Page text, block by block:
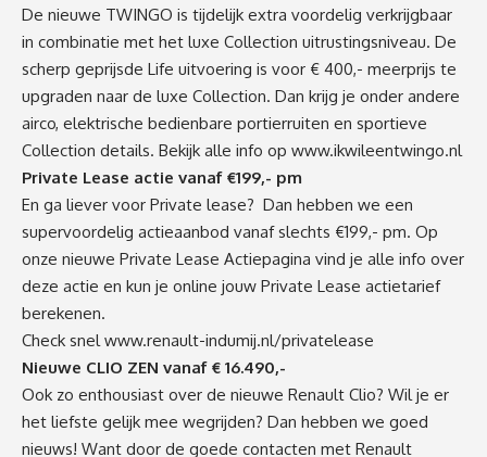
De nieuwe TWINGO is tijdelijk extra voordelig verkrijgbaar
in combinatie met het luxe Collection uitrustingsniveau. De
scherp geprijsde Life uitvoering is voor € 400,- meerprijs te
upgraden naar de luxe Collection. Dan krijg je onder andere
airco, elektrische bedienbare portierruiten en sportieve
Collection details. Bekijk alle info op www.ikwileentwingo.nl
Private Lease actie vanaf €199,- pm
En ga liever voor Private lease? Dan hebben we een
supervoordelig actieaanbod vanaf slechts €199,- pm. Op
onze nieuwe Private Lease Actiepagina vind je alle info over
deze actie en kun je online jouw Private Lease actietarief
berekenen.
Check snelwww.renault-indumij.nl/privatelease
Nieuwe CLIO ZEN vanaf € 16.490,-
Ook zo enthousiast over de nieuwe Renault Clio? Wil je er
het liefste gelijk mee wegrijden? Dan hebben we goed
nieuws! Want door de goede contacten met Renault